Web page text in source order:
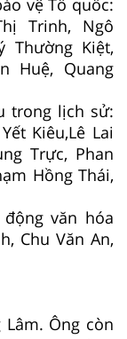
Trinh, Ngô
Thường Kiệt,
Huệ, Quang
trong lịch sử:
Kiêu,Lê Lai
Trực, Phan
Hồng Thái,
văn hóa
Chu Văn An,
Ông còn